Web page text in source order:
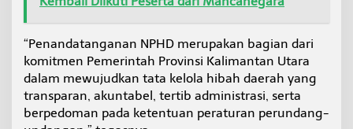
“Penandatanganan NPHD merupakan bagian dari
komitmen Pemerintah Provinsi Kalimantan Utara
dalam mewujudkan tata kelola hibah daerah yang
transparan, akuntabel, tertib administrasi, serta
berpedoman pada ketentuan peraturan perundang-